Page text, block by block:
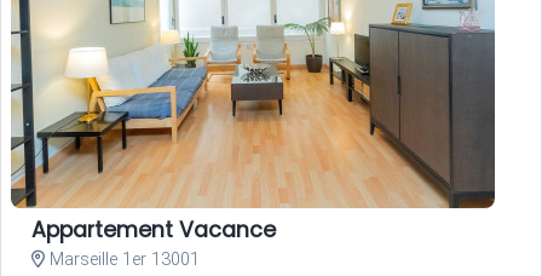
Appartement Vacance
Marseille 1er 13001